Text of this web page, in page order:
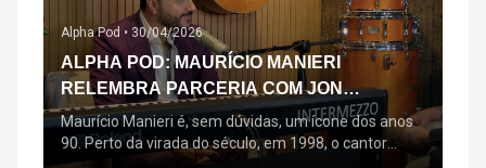
Alpha Pod • 30/04/2026
ALPHA POD: MAURÍCIO MANIERI
RELEMBRA PARCERIA COM JON
SECADA, ORIGEM DE "BEM QUERER" E
MAIS
Maurício Manieri é, sem dúvidas, um ícone dos anos
90. Perto da virada do século, em 1998, o cantor